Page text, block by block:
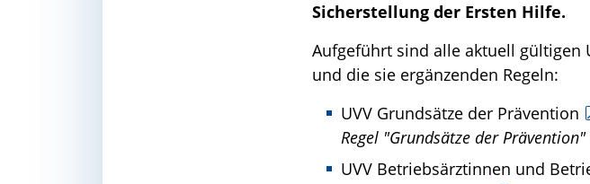
Sicherstellung der Ersten Hilfe.
Aufgeführt sind alle aktuell gültigen
und die sie ergänzenden Regeln:
UVV Grundsätze der Prävention
Regel "Grundsätze der Prävention"
UVV Betriebsärztinnen und